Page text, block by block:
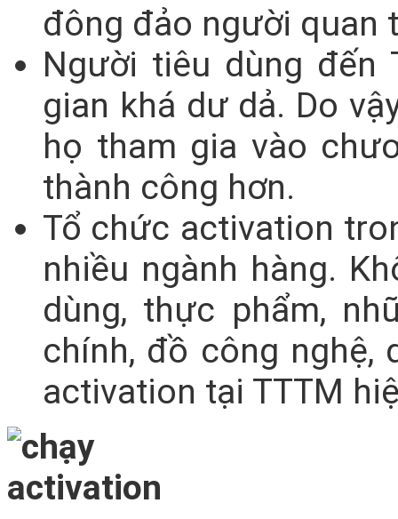
đông đảo người quan
Người tiêu dùng đến
gian khá dư dả. Do
họ tham gia vào
thành công hơn.
Tổ chức activation
nhiều ngành hàng.
dùng, thực phẩm,
chính, đồ công nghệ,
activation tại TTTM